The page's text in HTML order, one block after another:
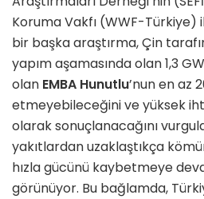
Koruma Vakfı (WWF-
bir başka araştırma, Çin
yapım aşamasında olan 1,3
olan EMBA Hunutlu’nun en az
etmeyebileceğini ve yüksek
olarak sonuçlanacağını
yakıtlardan uzaklaştıkça
hızla gücünü kaybetmeye
görünüyor. Bu bağlamda,